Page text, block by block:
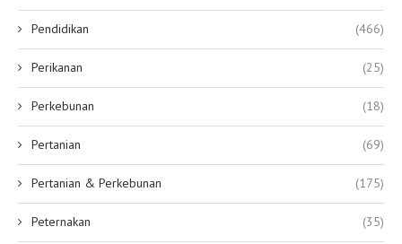
Pendidikan (466)
Perikanan (25)
Perkebunan (18)
Pertanian (69)
Pertanian & Perkebunan (175)
Peternakan (35)